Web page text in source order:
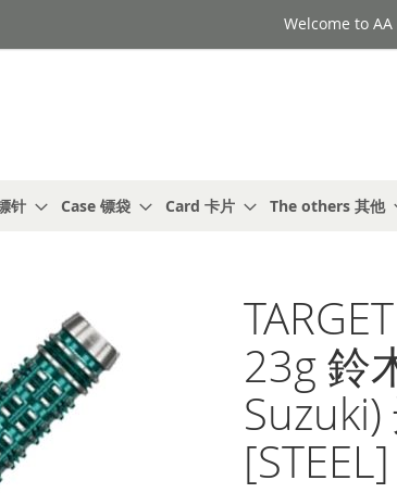
Welcome to
针 Case 镖袋 Card 卡片 The others 其他
23g 鈴
[STEEL]